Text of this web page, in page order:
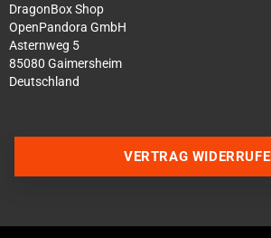
DragonBox Shop
OpenPandora GmbH
Asternweg 5
85080 Gaimersheim
Deutschland
Über
VERTRAG